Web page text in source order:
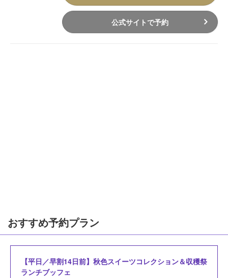
公式サイトで予約
おすすめ予約プラン
【平日／早割14日前】秋色スイーツコレクション＆収穫祭
ランチブッフェ